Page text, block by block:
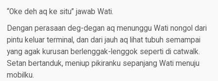
“Oke deh aq ke situ” jawab Wati.
Dengan perasaan deg-degan aq menunggu Wati nongol dari
pintu keluar terminal, dan dari jauh aq lihat tubuh semampai
yang agak kurusan berlenggak-lenggok seperti di catwalk.
Setan bertanduk, meniup pikiranku sepanjang Wati menuju
mobilku.